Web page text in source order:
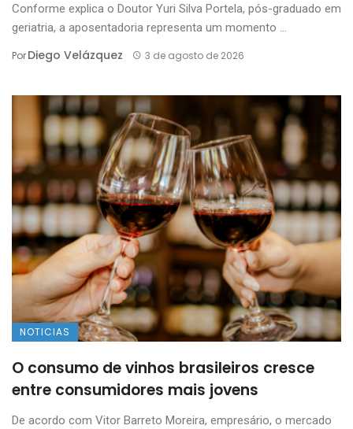
Conforme explica o Doutor Yuri Silva Portela, pós-graduado em
geriatria, a aposentadoria representa um momento ...
PorDiego Velázquez 3 de agosto de 2026
NOTICIAS
O consumo de vinhos brasileiros cresce
entre consumidores mais jovens
De acordo com Vitor Barreto Moreira, empresário, o mercado